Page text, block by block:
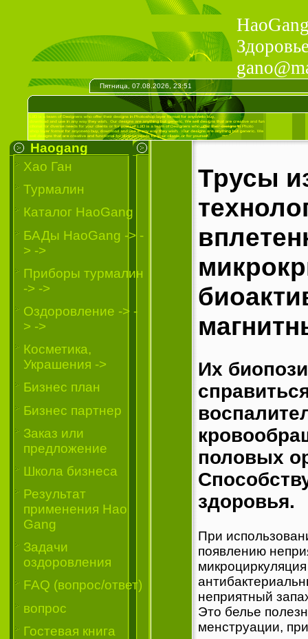
Пятница, 07.08.2026, 23:51
Haogang
Хао Ган
Турмалин
Каталог HaoGang
БАДы HaoGang -> -
> ->
Приборы турмалин
-> ->
Oздоровление -> -
> ->
Косметика,
Украшения ->
Бизнес план
Бизнес партнер
Заказ или
предложение
Школа бизнеса
Результат
применения Hao
Gang
Задачи
оздоровления
FAQ (вопрос/ответ)
вопрос
Гостевая книга
Трусы
Их
половых
здоровья.
При
появлению
неприятный
Это белье
менструации,